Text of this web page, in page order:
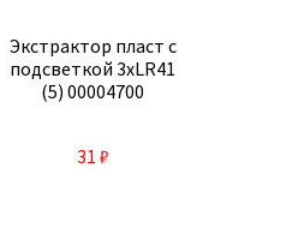
Экстрактор пласт с
подсветкой 3хLR41
(5) 00004700
31 ₽